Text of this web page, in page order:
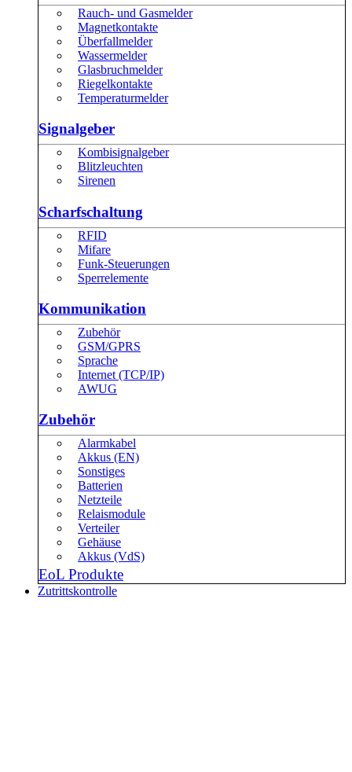
Rauch- und Gasmelder
Magnetkontakte
Überfallmelder
Wassermelder
Glasbruchmelder
Riegelkontakte
Temperaturmelder
Signalgeber
Kombisignalgeber
Blitzleuchten
Sirenen
Scharfschaltung
RFID
Mifare
Funk-Steuerungen
Sperrelemente
Kommunikation
Zubehör
GSM/GPRS
Sprache
Internet (TCP/IP)
AWUG
Zubehör
Alarmkabel
Akkus (EN)
Sonstiges
Batterien
Netzteile
Relaismodule
Verteiler
Gehäuse
Akkus (VdS)
EoL Produkte
Zutrittskontrolle